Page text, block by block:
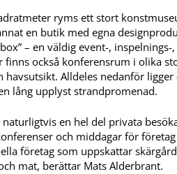
ryms ett stort
en butik med egna
– en väldig event-,
också konferensrum i olika
havsutsikt. Alldeles nedanför
lång upplyst strandpromenad.
naturligtvis en hel del privata
och middagar för
företag som uppskattar
mat, berättar Mats Alderbrant.